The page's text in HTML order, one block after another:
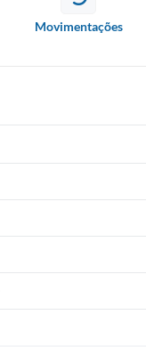
Movimentações